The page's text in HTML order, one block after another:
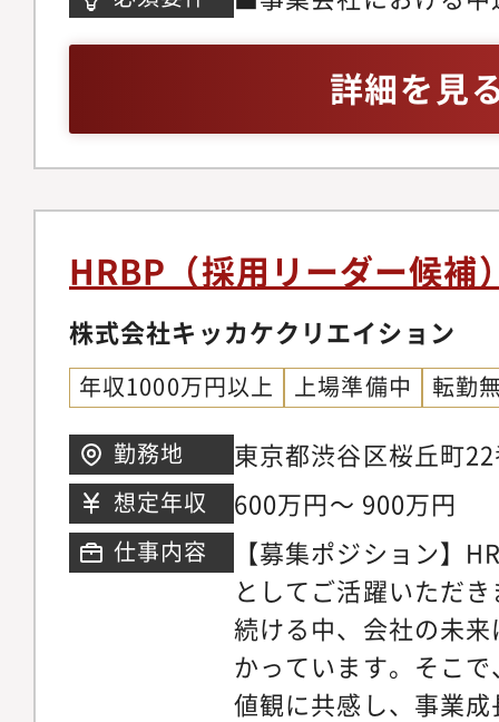
プロセス設計、候補
トマネジメント■採
用、新規チャネル開
用オペレーション改
に）
用リード経験■事業
採用計画策定・実行
セス設計まで推進した
詳細を見
HRBP（採用リーダー候補
株式会社キッカケクリエイション
年収1000万円以上 上場準備中 転勤
勤務地
東京都渋谷区桜丘町
3階※転勤なし・JR『
分・東京メトロ 半蔵
駅』B6出口より徒歩
『代官山駅』駅 北口
想定年収 600万円～ 900万円
仕事内容
【募集ポジション】
としてご活躍いただ
続ける中、会社の未
かっています。そこ
値観に共感し、事業